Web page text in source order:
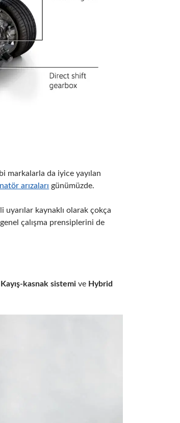
markalarla da iyice yayılan
arızaları günümüzde.
uyarılar kaynaklı olarak çokça
çalışma prensiplerini de
Kayış-kasnak sistemi ve Hybrid